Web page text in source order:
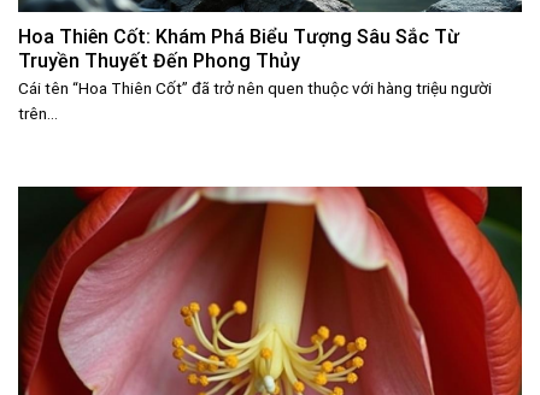
Hoa Thiên Cốt: Khám Phá Biểu Tượng Sâu Sắc Từ
Truyền Thuyết Đến Phong Thủy
Cái tên “Hoa Thiên Cốt” đã trở nên quen thuộc với hàng triệu người
trên...